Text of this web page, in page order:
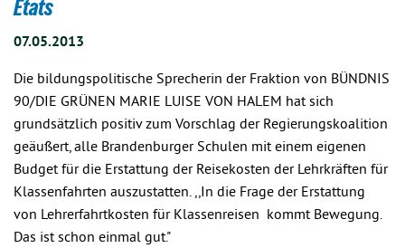
Etats
07.05.2013
Die bildungspolitische Sprecherin der Fraktion von BÜNDNIS
90/DIE GRÜNEN MARIE LUISE VON HALEM hat sich
grundsätzlich positiv zum Vorschlag der Regierungskoalition
geäußert, alle Brandenburger Schulen mit einem eigenen
Budget für die Erstattung der Reisekosten der Lehrkräften für
Klassenfahrten auszustatten. ,,In die Frage der Erstattung
von Lehrerfahrtkosten für Klassenreisen kommt Bewegung.
Das ist schon einmal gut."